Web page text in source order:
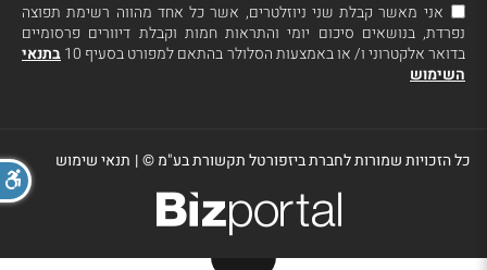
אני מאשר קבלת שני ניוזלטרים, אשר כל אחד מהווה רשימת תפוצה
נפרדת, בנושאים סיכום יומי והתראות חמות וקבלת דיוורים פרסומיים
בדואר אלקטרוני ו/ או באמצעות הסלולר בהתאם למפורט בסעיף 10
בתנאי
השימוש
כל הזכויות שמורות לחברת ביזפורטל תקשורת בע"מ ©| תנאי שימוש